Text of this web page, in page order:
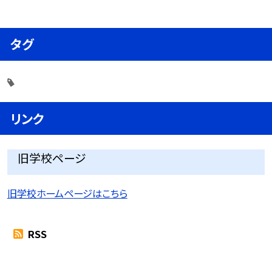
タグ
リンク
旧学校ページ
旧学校ホームページはこちら
RSS